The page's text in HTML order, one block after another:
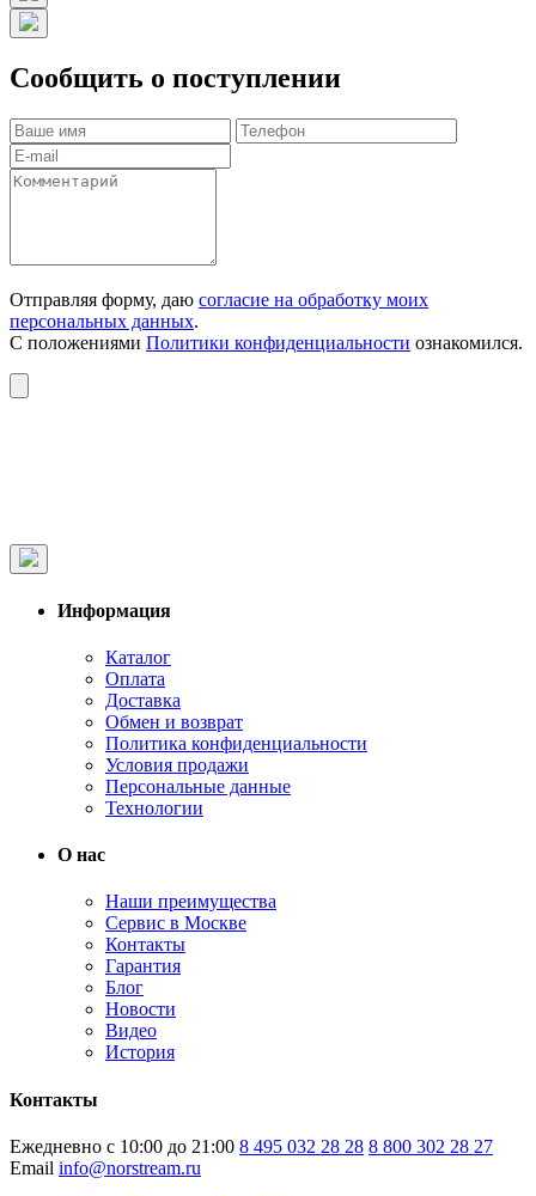
Сообщить о поступлении
Отправляя форму, даю согласие на обработку моих
персональных данных.
С положениями Политики конфиденциальности ознакомился.
Информация
Каталог
Оплата
Доставка
Обмен и возврат
Политика конфиденциальности
Условия продажи
Персональные данные
Технологии
О нас
Наши преимущества
Сервис в Москве
Контакты
Гарантия
Блог
Новости
Видео
История
Контакты
Ежедневно с 10:00 до 21:00 8 495 032 28 28 8 800 302 28 27
Email info@norstream.ru